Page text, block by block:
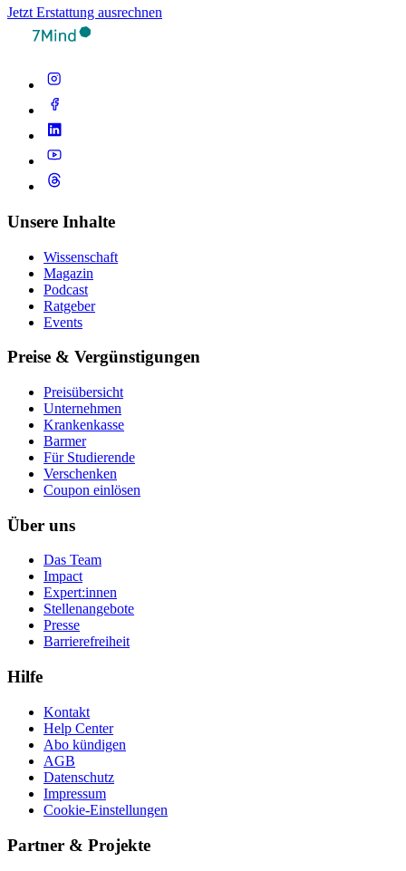
Jetzt Erstattung ausrechnen
Unsere Inhalte
Wissenschaft
Magazin
Podcast
Ratgeber
Events
Preise & Vergünstigungen
Preisübersicht
Unternehmen
Krankenkasse
Barmer
Für Studierende
Ver­schen­ken
Coupon einlösen
Über uns
Das Team
Impact
Expert:innen
Stellenangebote
Presse
Barrierefreiheit
Hilfe
Kontakt
Help Center
Abo kündigen
AGB
Datenschutz
Impressum
Cookie-Einstellungen
Partner & Projekte